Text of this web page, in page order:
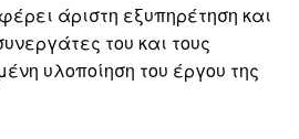
άριστη εξυπηρέτηση και
του και τους
υλοποίηση του έργου της